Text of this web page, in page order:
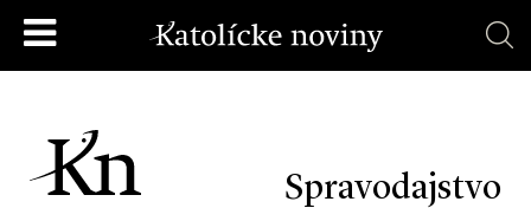
Spravodajstvo